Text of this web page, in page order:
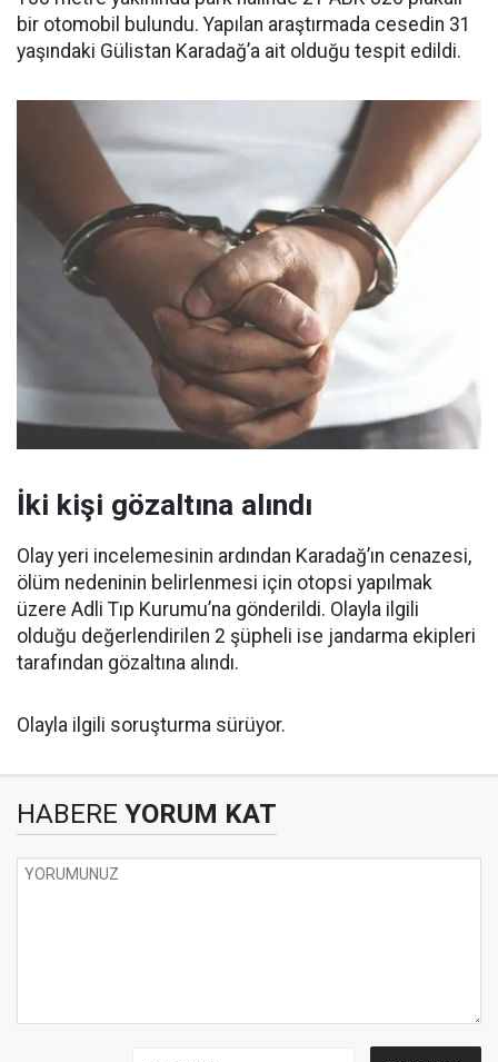
bir otomobil bulundu. Yapılan araştırmada cesedin 31
yaşındaki Gülistan Karadağ’a ait olduğu tespit edildi.
İki kişi gözaltına alındı
Olay yeri incelemesinin ardından Karadağ’ın cenazesi,
ölüm nedeninin belirlenmesi için otopsi yapılmak
üzere Adli Tıp Kurumu’na gönderildi. Olayla ilgili
olduğu değerlendirilen 2 şüpheli ise jandarma ekipleri
tarafından gözaltına alındı.
Olayla ilgili soruşturma sürüyor.
HABERE YORUM KAT